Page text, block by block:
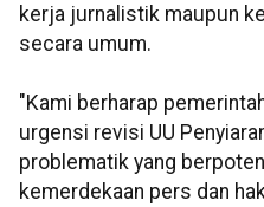
kerja jurnalistik maupun
secara umum.
"Kami berharap
urgensi revisi UU
problematik yang
kemerdekaan pers dan